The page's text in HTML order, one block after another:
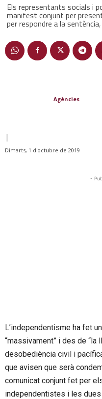
Els representants socials i
manifest conjunt per
per respondre a la
Agències
|
Dimarts, 1 d'octubre de 2019
-
L’independentisme ha fet
“massivament” i des de “la
desobediència civil i
que avisen que serà
comunicat conjunt fet per
independentistes i les